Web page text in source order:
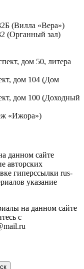
(Вилла «Вера»)
(Органный зал)
дом 50, литера
дом 104 (Дом
дом 100 (Доходный
«Ижора»)
данном сайте
авторских
гиперссылки rus-
указание
на данном сайте
с